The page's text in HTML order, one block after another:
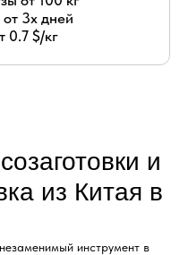
и
из Китая в
инструмент в